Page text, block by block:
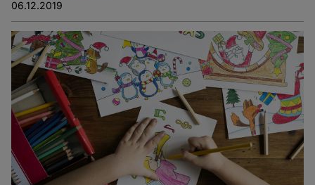
06.12.2019